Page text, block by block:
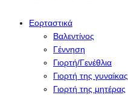
Εορταστικά
Βαλεντίνος
Γέννηση
Γιορτή/Γενέθλια
Γιορτή της γυναίκας
Γιορτή της μητέρας